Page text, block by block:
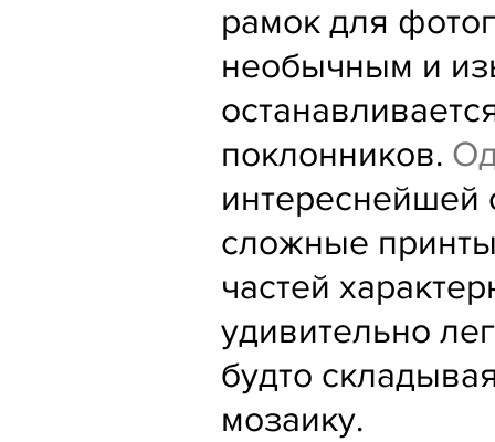
рамок для
необычным и
поклонников.
интереснейшей
сложные
частей
удивительно
будто
мозаику.